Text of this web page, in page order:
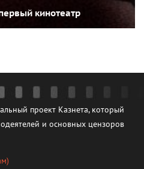
кинотеатр
проект Казнета, который
и основных цензоров